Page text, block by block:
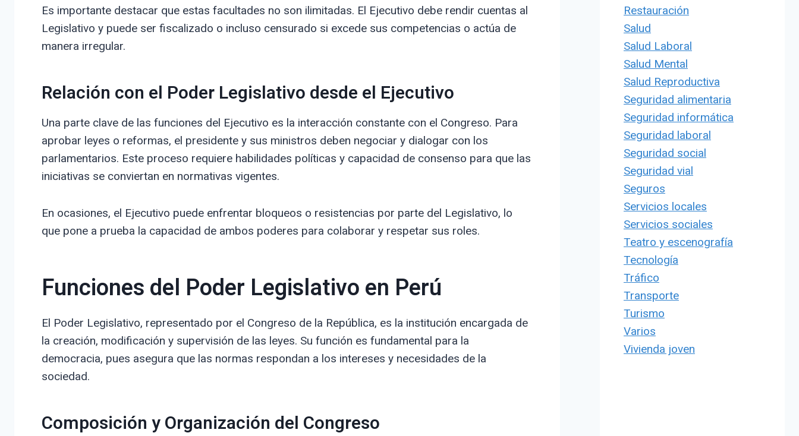
Es importante destacar que estas facultades no son ilimitadas. El Ejecutivo debe rendir cuentas al
Legislativo y puede ser fiscalizado o incluso censurado si excede sus competencias o actúa de
manera irregular.
Relación con el Poder Legislativo desde el Ejecutivo
Una parte clave de las funciones del Ejecutivo es la interacción constante con el Congreso. Para
aprobar leyes o reformas, el presidente y sus ministros deben negociar y dialogar con los
parlamentarios. Este proceso requiere habilidades políticas y capacidad de consenso para que las
iniciativas se conviertan en normativas vigentes.
En ocasiones, el Ejecutivo puede enfrentar bloqueos o resistencias por parte del Legislativo, lo
que pone a prueba la capacidad de ambos poderes para colaborar y respetar sus roles.
Funciones del Poder Legislativo en Perú
El Poder Legislativo, representado por el Congreso de la República, es la institución encargada de
la creación, modificación y supervisión de las leyes. Su función es fundamental para la
democracia, pues asegura que las normas respondan a los intereses y necesidades de la
sociedad.
Composición y Organización del Congreso
Restauración
Salud
Salud Laboral
Salud Mental
Salud Reproductiva
Seguridad alimentaria
Seguridad informática
Seguridad laboral
Seguridad social
Seguridad vial
Seguros
Servicios locales
Servicios sociales
Teatro y escenografía
Tecnología
Tráfico
Transporte
Turismo
Varios
Vivienda joven